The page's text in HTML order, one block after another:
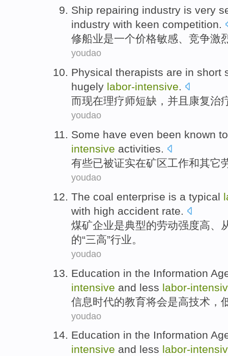
Ship repairing industry is very
industry with keen competition.
修船业是一个价格敏感、竞争激
youdao
Physical therapists are in short
hugely labor-intensive.
而现在理疗师短缺 ， 并且 康复治
youdao
Some have even been known
intensive activities.
有些已被证实在矿区工作和其它
youdao
The coal enterprise is a typical
with high accident rate.
煤矿企业是典型的劳动强度高、
的“三高”行业。
youdao
Education in the Information
intensive and less labor-
信息时代的教育将会是高技术 ，
youdao
Education in the Information
intensive and less labor-